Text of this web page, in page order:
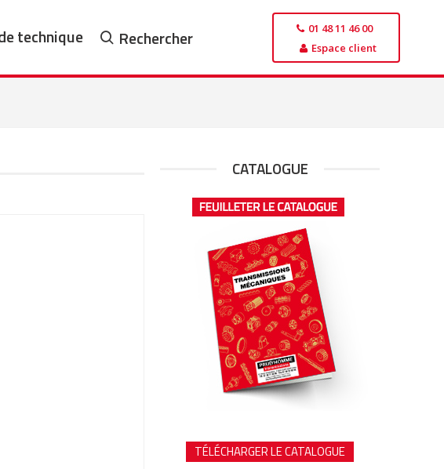
technique Rechercher
01 48 11 46 00
Espace client
CATALOGUE
TÉLÉCHARGER LE CATALOGUE